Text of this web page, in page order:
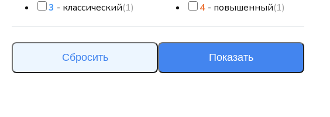
3 - классический(1) 4 - повышенный(1)
Сбросить Показать